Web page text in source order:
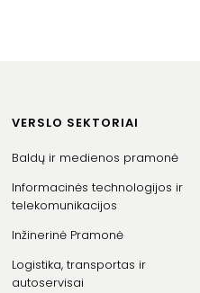
VERSLO SEKTORIAI
Baldų ir medienos pramonė
Informacinės technologijos ir
telekomunikacijos
Inžinerinė Pramonė
Logistika, transportas ir
autoservisai